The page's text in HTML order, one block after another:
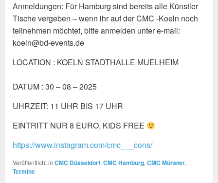
Anmeldungen: Für Hamburg sind bereits alle Künstler
Tische vergeben – wenn ihr auf der CMC -Koeln noch
teilnehmen möchtet, bitte anmelden unter e-mail:
koeln@bd-events.de
LOCATION : KOELN STADTHALLE MUELHEIM
DATUM : 30 – 08 – 2025
UHRZEIT: 11 UHR BIS 17 UHR
EINTRITT NUR 8 EURO, KIDS FREE
https://www.instagram.com/cmc___cons/
Veröffentlicht in CMC Düsseldorf,CMC Hamburg,CMC Münster,
Termine